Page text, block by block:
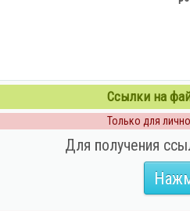
Ссылки на
Только для
Для получения